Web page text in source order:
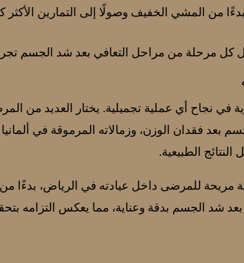
من المشي الخفيف وصولًا إلى التمارين الأكثر
كل مرحلة من مراحل التعافي بعد شد الجسم
في نجاح أي عملية تجميلية. يختار العديد من
فقدان الوزن، وزمالاته المرموقة في ألمانيا
الطبيعية.
مريحة للمرضى داخل عيادته في الرياض، بدءًا
شد الجسم بدقة وعناية، مما يعكس التزامه